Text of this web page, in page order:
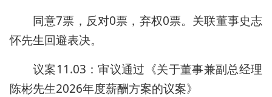
同意7票，反对0票，弃权0票。关联董事史志
怀先生回避表决。
议案11.03：审议通过《关于董事兼副总经理
陈彬先生2026年度薪酬方案的议案》